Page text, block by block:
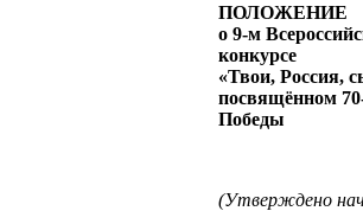
ПОЛОЖЕНИЕ
о 9-м
конкурсе
«Твои, Россия,
посвящённом
Победы
(Утверждено